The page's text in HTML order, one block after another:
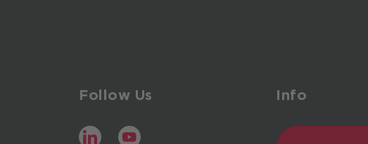
Follow Us Info